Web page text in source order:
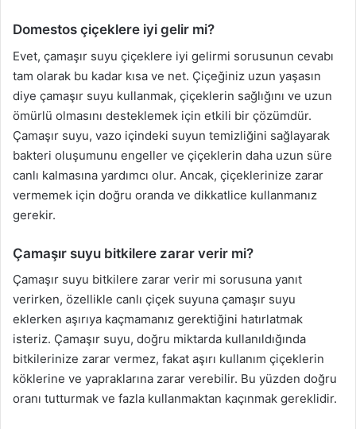
Domestos çiçeklere iyi gelir mi?
Evet, çamaşır suyu çiçeklere iyi gelirmi sorusunun cevabı
tam olarak bu kadar kısa ve net. Çiçeğiniz uzun yaşasın
diye çamaşır suyu kullanmak, çiçeklerin sağlığını ve uzun
ömürlü olmasını desteklemek için etkili bir çözümdür.
Çamaşır suyu, vazo içindeki suyun temizliğini sağlayarak
bakteri oluşumunu engeller ve çiçeklerin daha uzun süre
canlı kalmasına yardımcı olur. Ancak, çiçeklerinize zarar
vermemek için doğru oranda ve dikkatlice kullanmanız
gerekir.
Çamaşır suyu bitkilere zarar verir mi?
Çamaşır suyu bitkilere zarar verir mi sorusuna yanıt
verirken, özellikle canlı çiçek suyuna çamaşır suyu
eklerken aşırıya kaçmamanız gerektiğini hatırlatmak
isteriz. Çamaşır suyu, doğru miktarda kullanıldığında
bitkilerinize zarar vermez, fakat aşırı kullanım çiçeklerin
köklerine ve yapraklarına zarar verebilir. Bu yüzden doğru
oranı tutturmak ve fazla kullanmaktan kaçınmak gereklidir.